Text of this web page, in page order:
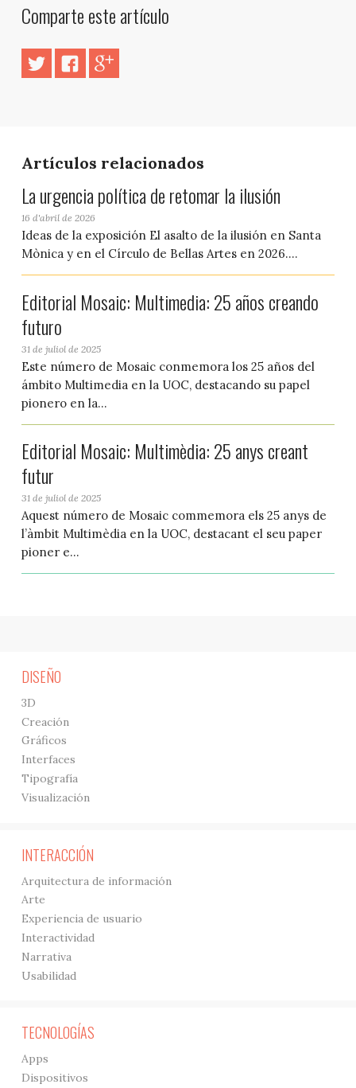
Comparte este artículo
Artículos relacionados
La urgencia política de retomar la ilusión
16 d'abril de 2026
Ideas de la exposición El asalto de la ilusión en Santa
Mònica y en el Círculo de Bellas Artes en 2026....
Editorial Mosaic: Multimedia: 25 años creando
futuro
31 de juliol de 2025
Este número de Mosaic conmemora los 25 años del
ámbito Multimedia en la UOC, destacando su papel
pionero en la...
Editorial Mosaic: Multimèdia: 25 anys creant
futur
31 de juliol de 2025
Aquest número de Mosaic commemora els 25 anys de
l’àmbit Multimèdia en la UOC, destacant el seu paper
pioner e...
DISEÑO
3D
Creación
Gráficos
Interfaces
Tipografía
Visualización
INTERACCIÓN
Arquitectura de información
Arte
Experiencia de usuario
Interactividad
Narrativa
Usabilidad
TECNOLOGÍAS
Apps
Dispositivos